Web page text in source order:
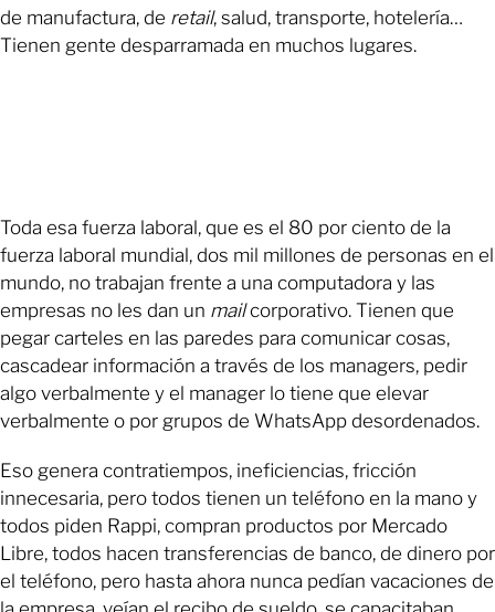
de manufactura, de retail, salud, transporte, hotelería…
Tienen gente desparramada en muchos lugares.
Toda esa fuerza laboral, que es el 80 por ciento de la
fuerza laboral mundial, dos mil millones de personas en el
mundo, no trabajan frente a una computadora y las
empresas no les dan un mailcorporativo. Tienen que
pegar carteles en las paredes para comunicar cosas,
cascadear información a través de los managers, pedir
algo verbalmente y el manager lo tiene que elevar
verbalmente o por grupos de WhatsApp desordenados.
Eso genera contratiempos, ineficiencias, fricción
innecesaria, pero todos tienen un teléfono en la mano y
todos piden Rappi, compran productos por Mercado
Libre, todos hacen transferencias de banco, de dinero por
el teléfono, pero hasta ahora nunca pedían vacaciones de